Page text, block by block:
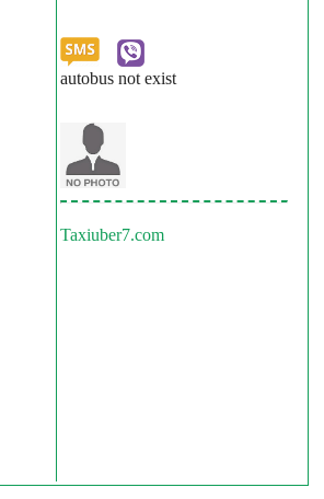
autobus not exist
Taxiuber7.com